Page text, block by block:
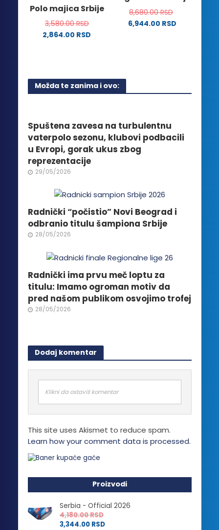
mogu
biti
izabrane
biti
izabrane
Polo majica Srbije
3,580.00RSD
2,864.00 RSD
više
varijanti.
biti
izabrane
na
stranici
proizvoda.
8,680.00RSD
6,944.00 RSD
Možda te zanima i ovo:
Spuštena zavesa na turbulentnu
vaterpolo sezonu, klubovi podbacili
u Evropi, gorak ukus zbog
reprezentacije
29/05/2026
Radnički “počistio” Novi Beograd i
odbranio titulu šampiona Srbije
28/05/2026
Radnički ima prvu meč loptu za
titulu: Imamo ogroman motiv da
pred našom publikom osvojimo trofej
28/05/2026
Dodaj komentar
Klikni da ostaviš komentar
This site uses Akismet to reduce spam.
Learn how your comment data is processed.
Proizvodi
Serbia - Official 2026
4,180.00RSD
3,344.00 RSD